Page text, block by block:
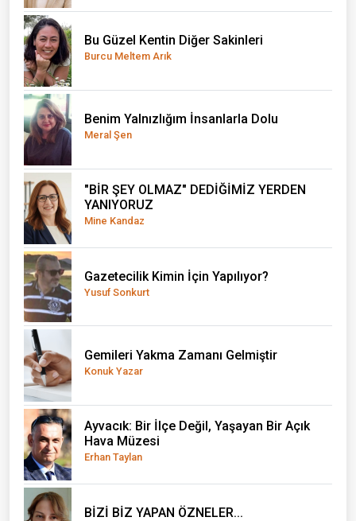
Bu Güzel Kentin Diğer Sakinleri
Burcu Meltem Arık
Benim Yalnızlığım İnsanlarla Dolu
Meral Şen
"BİR ŞEY OLMAZ" DEDİĞİMİZ YERDEN
YANIYORUZ
Mine Kandaz
Gazetecilik Kimin İçin Yapılıyor?
Yusuf Sonkurt
Gemileri Yakma Zamanı Gelmiştir
Konuk Yazar
Ayvacık: Bir İlçe Değil, Yaşayan Bir Açık
Hava Müzesi
Erhan Taylan
BİZİ BİZ YAPAN ÖZNELER...